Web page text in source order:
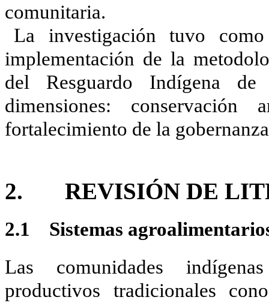
comunitaria.
La investigación tuvo
implementación de la
del Resguardo Indígena de
dimensiones: conservación
fortalecimiento de la
2. REVISIÓN DE
2.1 Sistemas
Las comunidades
productivos tradicionales